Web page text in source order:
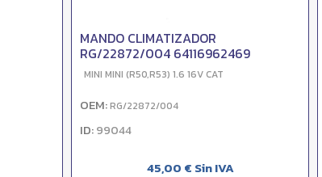
MANDO CLIMATIZADOR
RG/22872/004 64116962469
MINI MINI (R50,R53) 1.6 16V CAT
OEM:RG/22872/004
ID:99044
45,00 € Sin IVA